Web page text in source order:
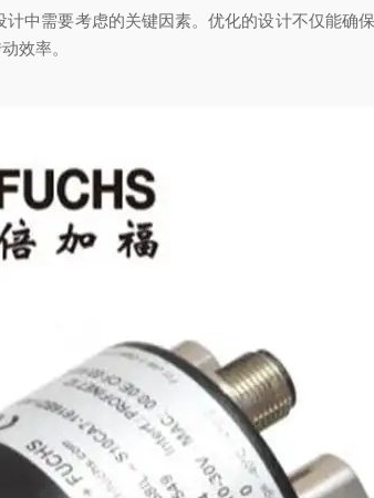
需要考虑的关键因素。优化的设计不仅能确
效率。